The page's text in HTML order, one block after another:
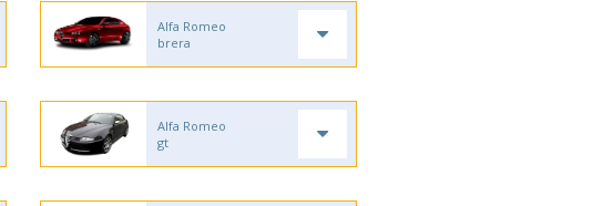
Alfa Romeo
brera
Alfa Romeo
gt